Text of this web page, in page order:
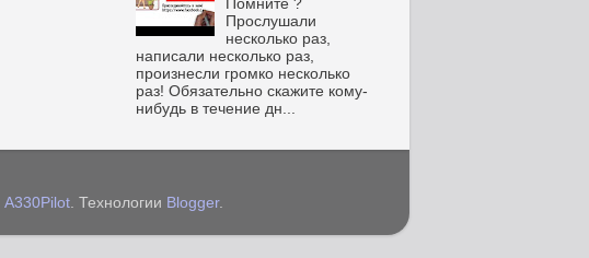
Помните ?
Прослушали
несколько раз,
написали несколько раз,
произнесли громко несколько
раз! Обязательно скажите кому-
нибудь в течение дн...
A330Pilot. Технологии Blogger.